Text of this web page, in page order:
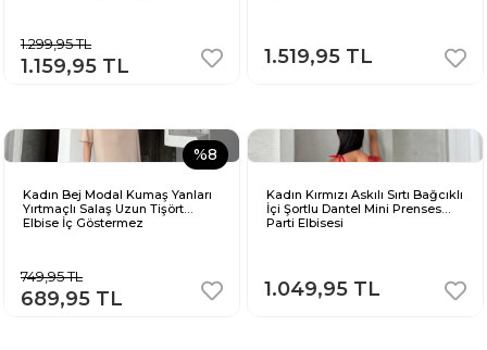
1.299,95 TL
1.159,95 TL 1.519,95 TL
%8
Kadın Bej Modal Kumaş Yanları
Yırtmaçlı Salaş Uzun Tişört
Elbise İç Göstermez
749,95 TL
689,95 TL
Kadın Kırmızı Askılı Sırtı Bağcıklı
İçi Şortlu Dantel Mini Prenses
Parti Elbisesi
1.049,95 TL